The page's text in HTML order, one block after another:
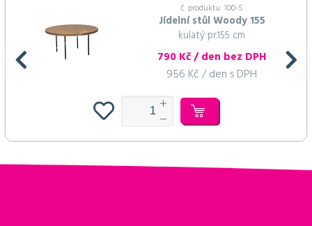
č. produktu: 100-S
Jídelní stůl Woody 155
kulatý pr.155 cm
790 Kč / den bez DPH
956 Kč / den s DPH